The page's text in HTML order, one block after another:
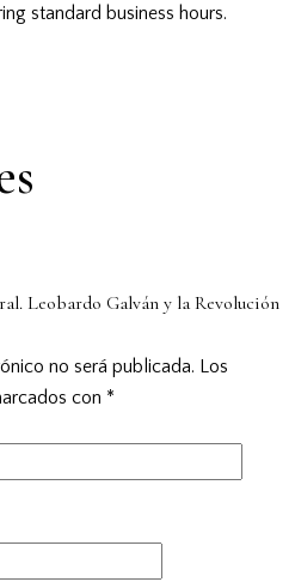
standard business hours.
Leobardo Galván y la Revolución
no será publicada. Los
con *